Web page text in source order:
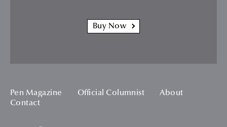
Buy Now
Pen Magazine Official Columnist
About
Contact